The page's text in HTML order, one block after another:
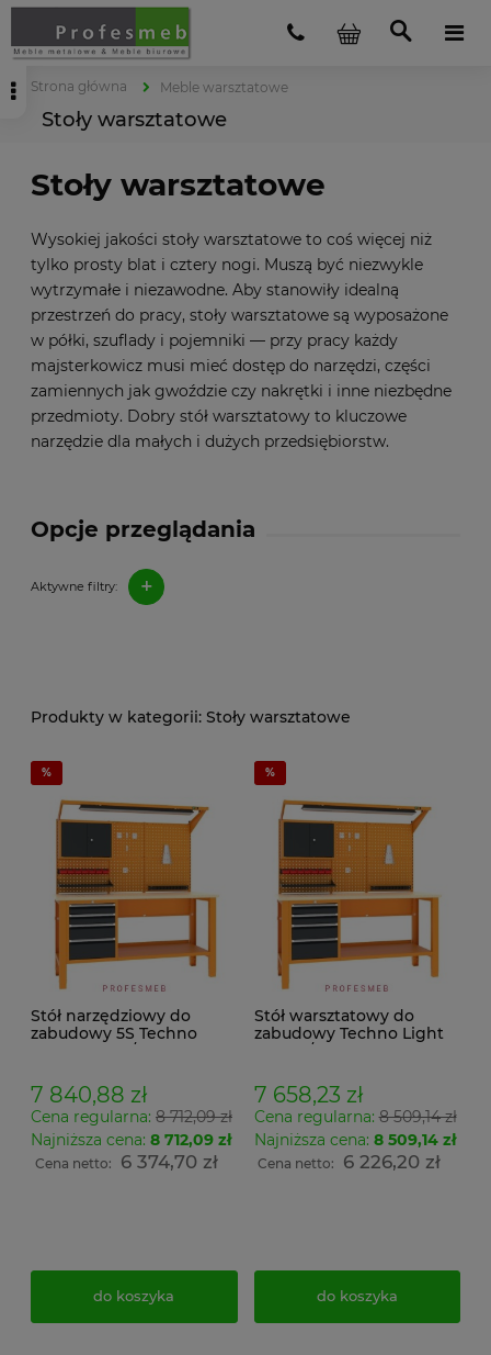
Strona główna Meble warsztatowe
Stoły warsztatowe
Opcje przeglądania
Aktywne filtry: +
Stoły warsztatowe
Wysokiej jakości stoły warsztatowe to coś więcej niż
tylko prosty blat i cztery nogi. Muszą być niezwykle
wytrzymałe i niezawodne. Aby stanowiły idealną
przestrzeń do pracy, stoły warsztatowe są wyposażone
w półki, szuflady i pojemniki — przy pracy każdy
majsterkowicz musi mieć dostęp do narzędzi, części
zamiennych jak gwoździe czy nakrętki i inne niezbędne
przedmioty. Dobry stół warsztatowy to kluczowe
narzędzie dla małych i dużych przedsiębiorstw.
Stoły warsztatowe
Stół narzędziowy do
zabudowy 5S Techno
i tablicą perforowaną
7 840,88 zł
Cena regularna: 8 712,09 zł
Najniższa cena: 8 712,09 zł
Cena netto: 6 374,70 zł
do koszyka
Stół warsztatowy do
zabudowy Techno Light
tablicą perforowaną
7 658,23 zł
Cena regularna:8 509,14 zł
Najniższa cena: 8 509,14 zł
Cena netto: 6 226,20 zł
do koszyka